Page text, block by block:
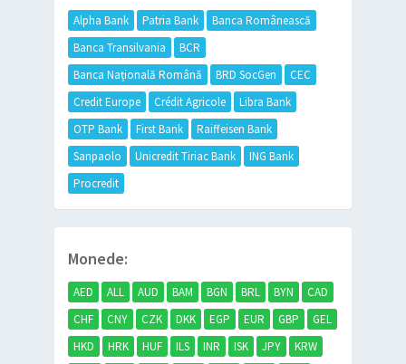
Alpha Bank Patria Bank
Banca Românească
Banca Transilvania
BCR
Banca Națională Română
BRD SocGen
CEC
Credit Europe
Crédit Agricole
Libra Bank
OTP Bank
First Bank
Raiffeisen Bank
Sanpaolo
Unicredit Tiriac Bank
ING Bank
Procredit
Monede:
AED ALL AUD BAM BGN BRL BYN
CAD
CHF
CNY CZK DKK EGP EUR GBP
GEL
HKD
HRK HUF ILS INR ISK JPY
KRW